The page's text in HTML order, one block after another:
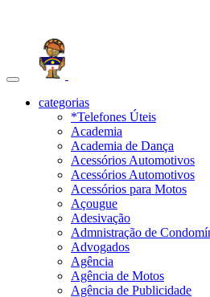
Toggle
navigationcategorias
*Telefones Úteis
Academia
Academia de Dança
Acessórios Automotivos
Acessórios Automotivos
Acessórios para Motos
Açougue
Adesivação
Admnistração de
Advogados
Agência
Agência de Motos
Agência de Publicidade